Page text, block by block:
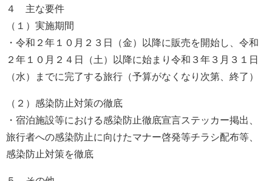
４ 主な要件
（１）実施期間
・令和２年１０月２３日（金）以降に販売を開始し、令和
２年１０月２４日（土）以降に始まり令和３年３月３１日
（水）までに完了する旅行（予算がなくなり次第、終了）
（２）感染防止対策の徹底
・宿泊施設等における感染防止徹底宣言ステッカー掲出、
旅行者への感染防止に向けたマナー啓発等チラシ配布等、
感染防止対策を徹底